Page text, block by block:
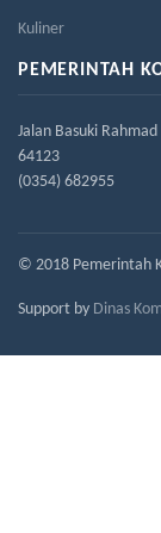
Kuliner
PEMERINTAH
Jalan Basuki
64123
(0354) 682955
© 2018 Pemerintah
Support by Dinas